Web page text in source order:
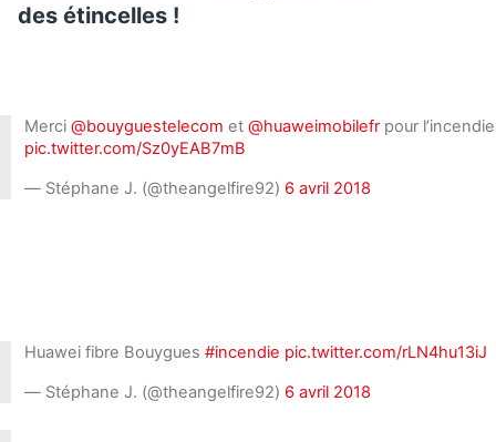
des étincelles !
Merci @bouyguestelecom et @huaweimobilefr pour l’incendie
pic.twitter.com/Sz0yEAB7mB
— Stéphane J. (@theangelfire92) 6 avril 2018
Huawei fibre Bouygues #incendie pic.twitter.com/rLN4hu13iJ
— Stéphane J. (@theangelfire92) 6 avril 2018